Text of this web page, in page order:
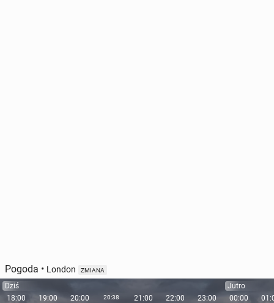
Pogoda • London ZMIANA
Dziś
18:00
19:00 20:00 20:38 21:00 22:00 23:00
Jutro
00:00